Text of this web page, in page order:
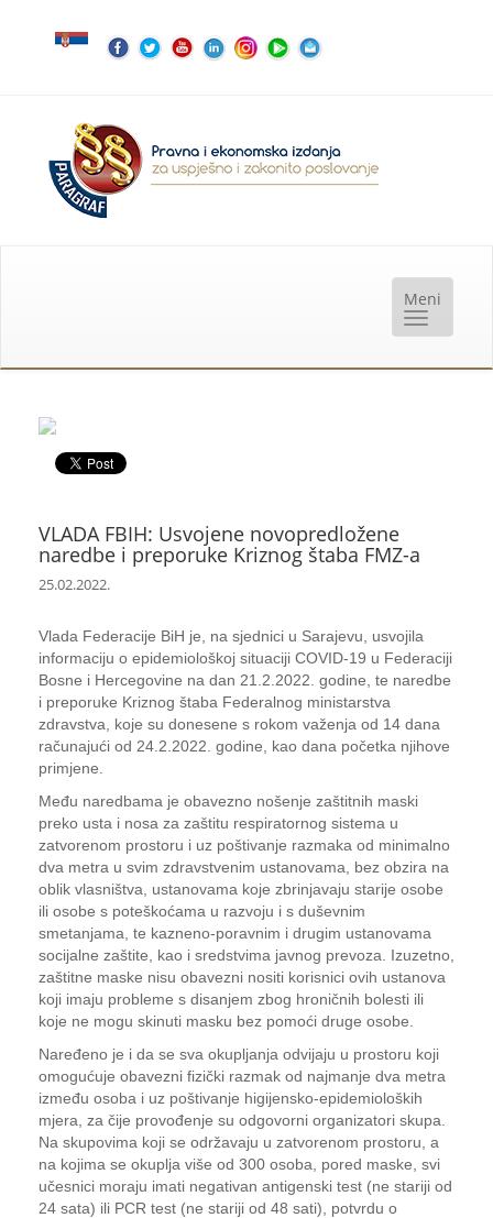
VLADA FBIH: Usvojene novopredložene
naredbe i preporuke Kriznog štaba FMZ-a
25.02.2022.
Vlada Federacije BiH je, na sjednici u Sarajevu, usvojila
informaciju o epidemiološkoj situaciji COVID-19 u Federaciji
Bosne i Hercegovine na dan 21.2.2022. godine, te naredbe
i preporuke Kriznog štaba Federalnog ministarstva
zdravstva, koje su donesene s rokom važenja od 14 dana
računajući od 24.2.2022. godine, kao dana početka njihove
primjene.
Među naredbama je obavezno nošenje zaštitnih maski
preko usta i nosa za zaštitu respiratornog sistema u
zatvorenom prostoru i uz poštivanje razmaka od minimalno
dva metra u svim zdravstvenim ustanovama, bez obzira na
oblik vlasništva, ustanovama koje zbrinjavaju starije osobe
ili osobe s poteškoćama u razvoju i s duševnim
smetanjama, te kazneno-poravnim i drugim ustanovama
socijalne zaštite, kao i sredstvima javnog prevoza. Izuzetno,
zaštitne maske nisu obavezni nositi korisnici ovih ustanova
koji imaju probleme s disanjem zbog hroničnih bolesti ili
koje ne mogu skinuti masku bez pomoći druge osobe.
Naređeno je i da se sva okupljanja odvijaju u prostoru koji
omogućuje obavezni fizički razmak od najmanje dva metra
između osoba i uz poštivanje higijensko-epidemioloških
mjera, za čije provođenje su odgovorni organizatori skupa.
Na skupovima koji se održavaju u zatvorenom prostoru, a
na kojima se okuplja više od 300 osoba, pored maske, svi
učesnici moraju imati negativan antigenski test (ne stariji od
24 sata) ili PCR test (ne stariji od 48 sati), potvrdu o